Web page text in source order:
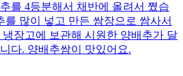
를 4등분해서 채반에 올려서 쪘습
를 많이 넣고 만든 쌈장으로 쌈사서
장고에 보관해 시원한 양배추가 달
다. 양배추쌈이 맛있어요.